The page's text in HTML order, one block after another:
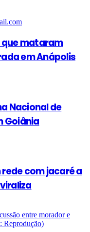
mataram
em Anápolis
Nacional de
Goiânia
com jacaré a